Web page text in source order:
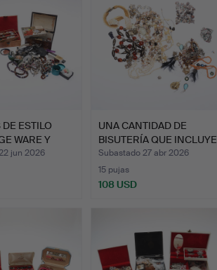
ESTILO
WARE Y
jun 2026
UNA CANTIDAD DE
BISUTERÍA QUE INCLUYE
COLL…
Subastado 27 abr 2026
15 pujas
108 USD